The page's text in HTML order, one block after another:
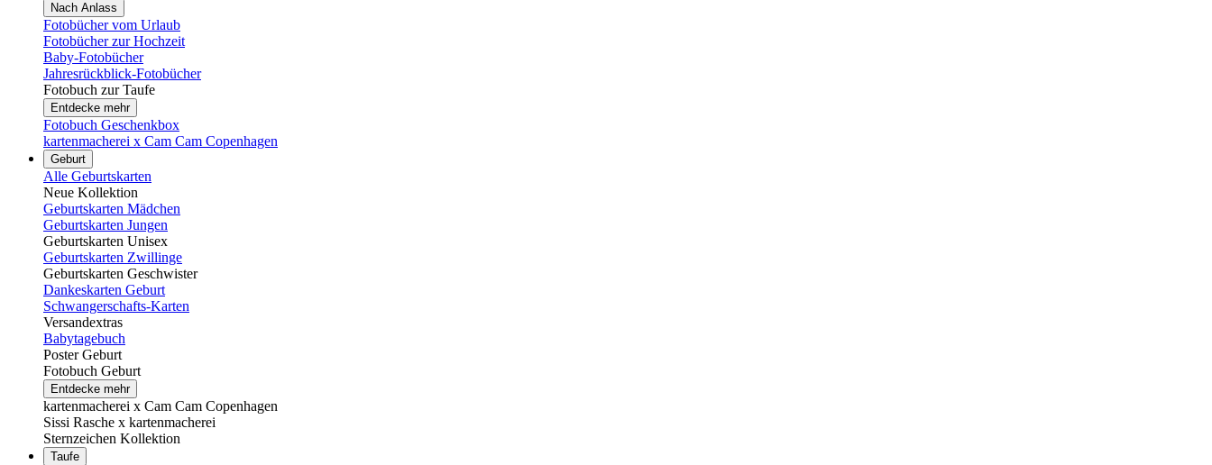
Nach Anlass
Fotobücher vom Urlaub
Fotobücher zur Hochzeit
Baby-Fotobücher
Jahresrückblick-Fotobücher
Fotobuch zur Taufe
Entdecke mehr
Fotobuch Geschenkbox
kartenmacherei x Cam Cam Copenhagen
Geburt
Alle Geburtskarten
Neue Kollektion
Geburtskarten Mädchen
Geburtskarten Jungen
Geburtskarten Unisex
Geburtskarten Zwillinge
Geburtskarten Geschwister
Dankeskarten Geburt
Schwangerschafts-Karten
Versandextras
Babytagebuch
Poster Geburt
Fotobuch Geburt
Entdecke mehr
kartenmacherei x Cam Cam Copenhagen
Sissi Rasche x kartenmacherei
Sternzeichen Kollektion
Taufe